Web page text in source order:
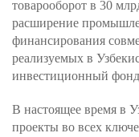
товарооборот в 30
расширение
финансирования
реализуемых в
инвестиционный
В настоящее время в
проекты во всех